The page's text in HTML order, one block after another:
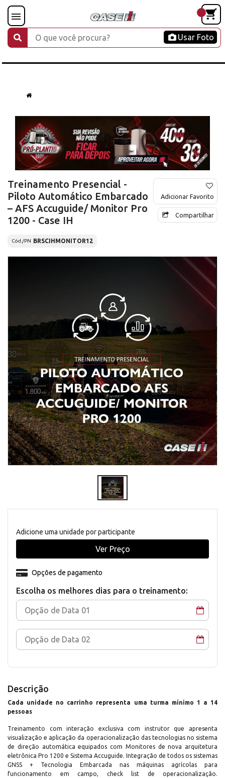
Usar Foto
Treinamento Presencial -
Piloto Automático Embarcado
– AFS Accuguide/ Monitor Pro
1200 - Case IH
Cód./PN BRSCIHMONITOR12
Adicionar Favorito
Compartilhar
Escolha os melhores dias para o treinamento:
Opções de pagamento
Adicione uma unidade por participante
Ver Preço
Descrição
Cada unidade no carrinho representa uma turma mínimo 1 a 14
pessoas
Treinamento com interação exclusiva com instrutor que apresenta
visualização e aplicação da operacionalização das tecnologias no sistema
de direção automática equipados com Monitores de nova arquitetura
eletrônica Pro 1200 e Sistema Accuguide. Integração de todos os sistemas
GNSS + Tecnologia Embarcada nas máquinas agrícolas para
funcionamento em campo, check list de operacionalização.